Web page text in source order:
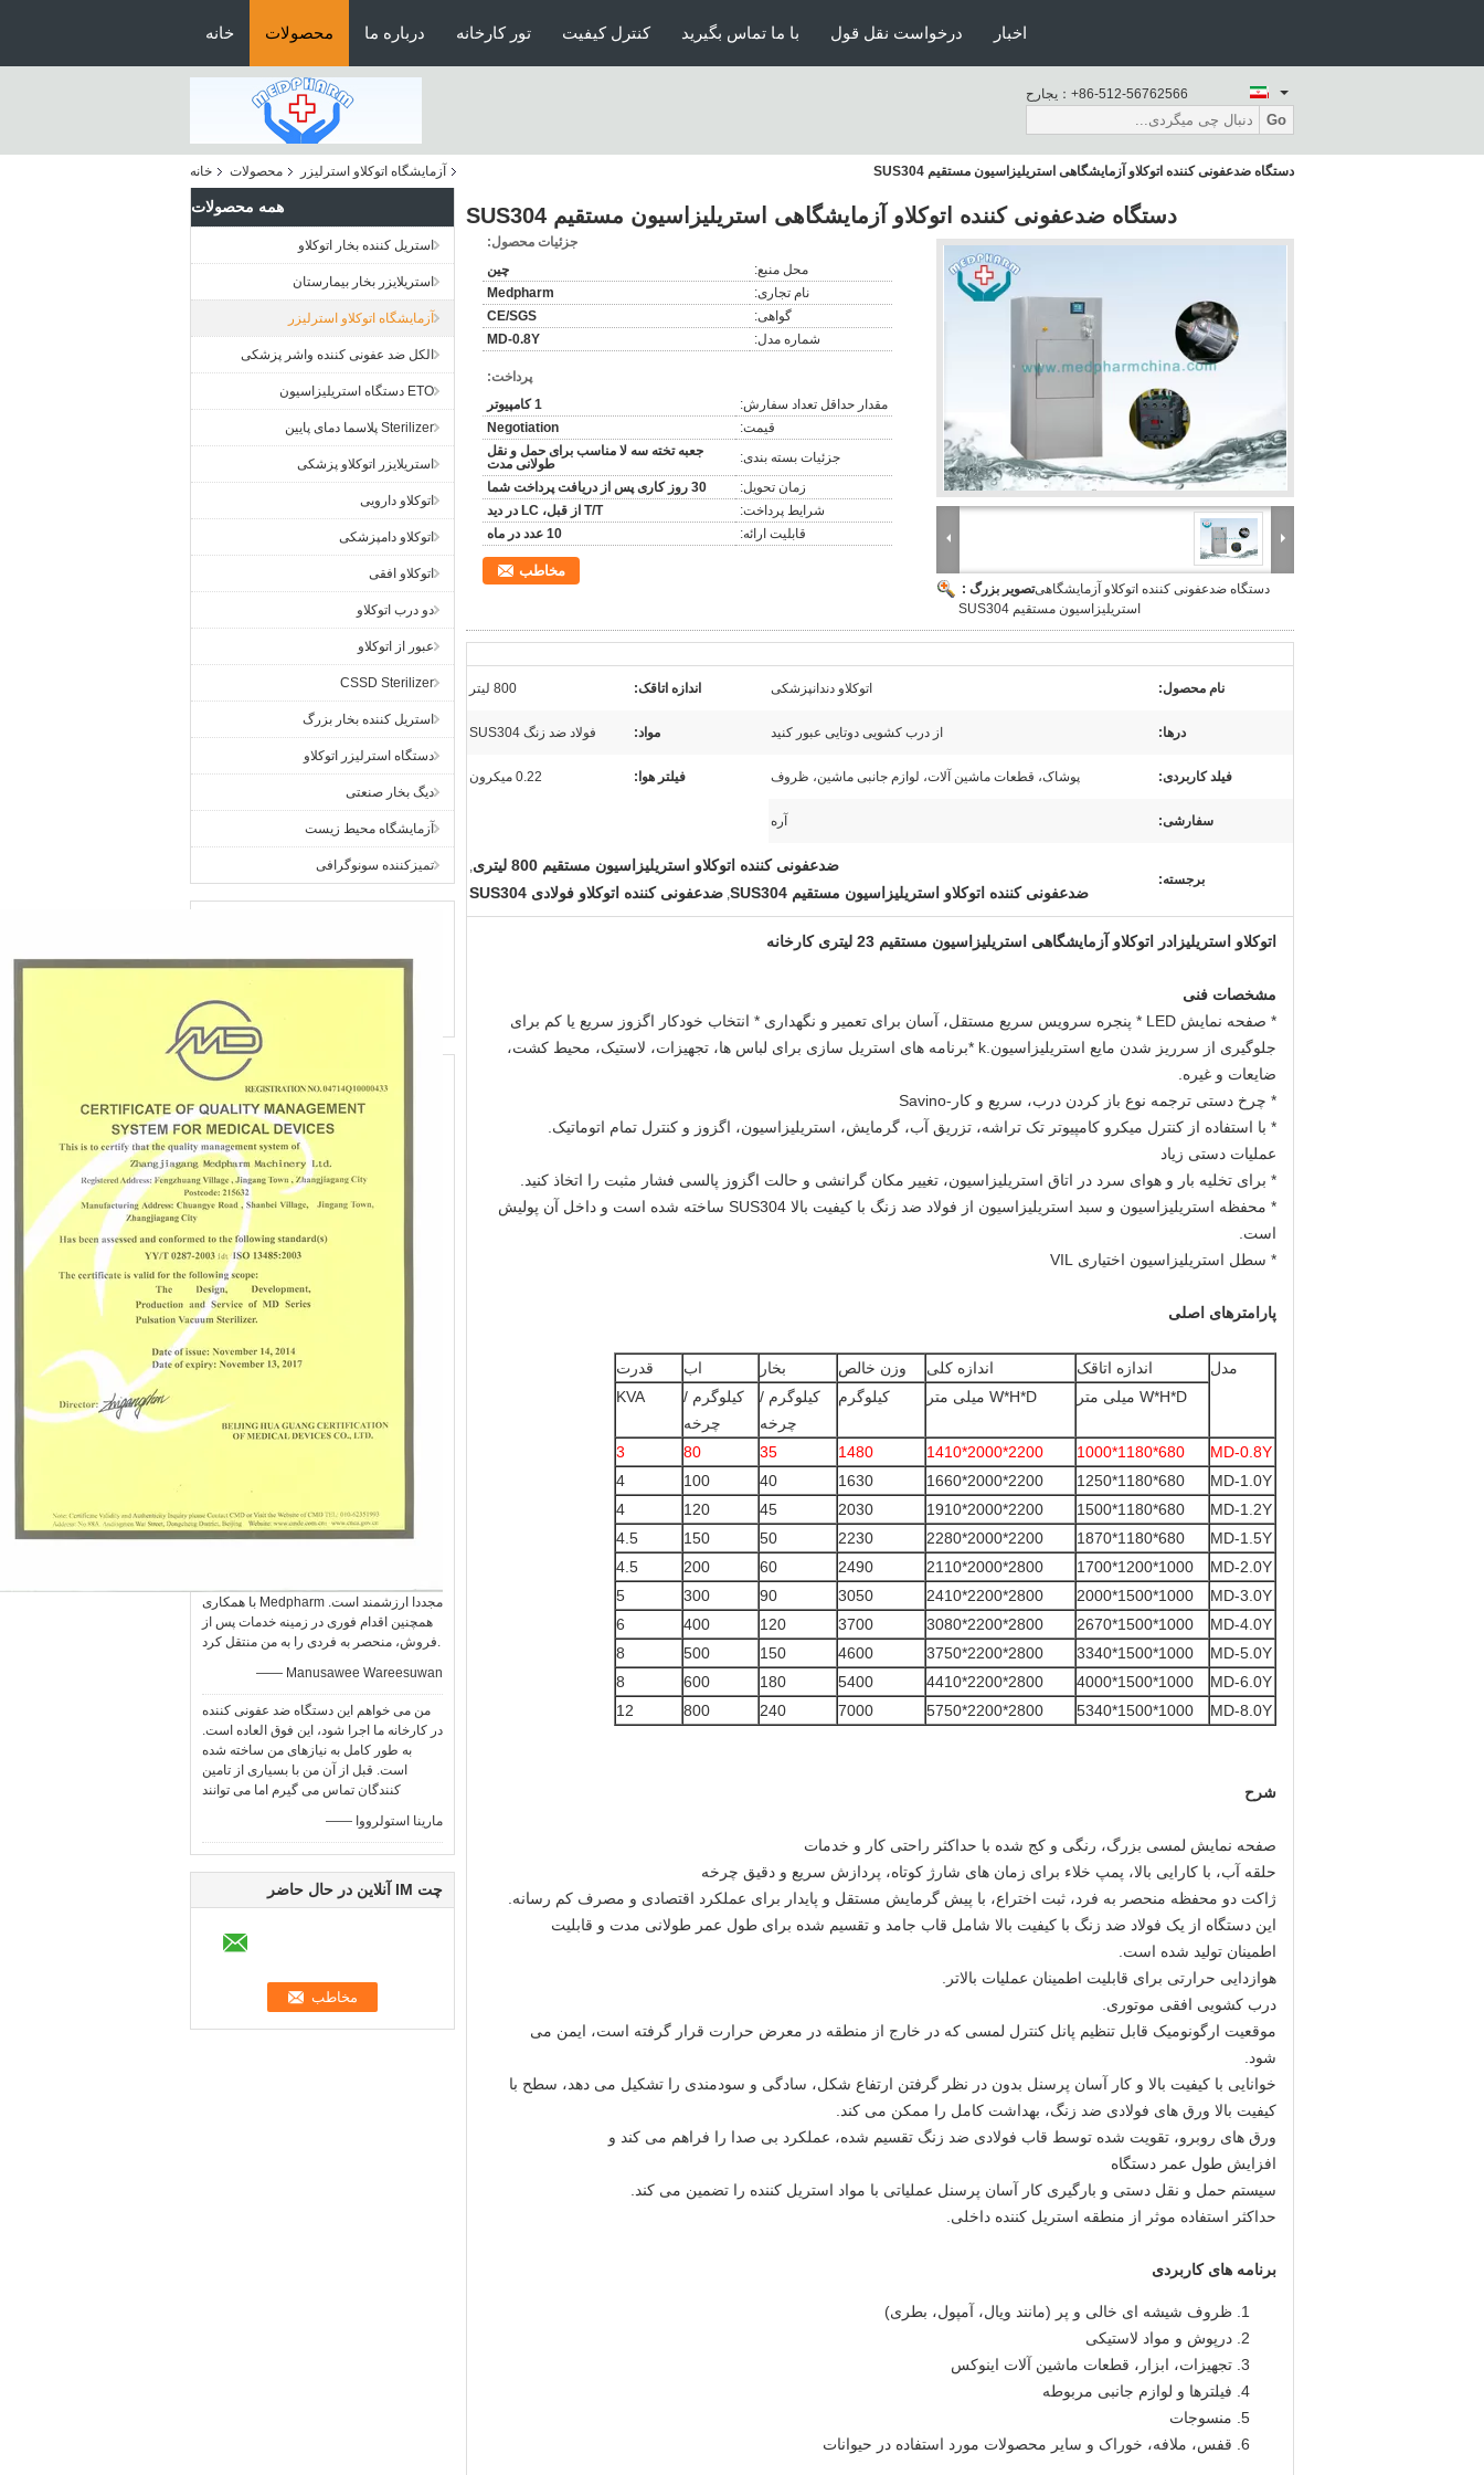
خانه محصولات درباره ما تور کارخانه کنترل کیفیت با ما تماس بگیرید درخواست نقل قول اخبار
حراجی： +86-512-56762566
Go
خانه محصولات آزمایشگاه اتوکلاو استرلیزر دستگاه ضدعفونی کننده اتوکلاو آزمایشگاهی استریلیزاسیون مستقیم SUS304
همه محصولات
استریل کننده بخار اتوکلاو
استریلایزر بخار بیمارستان
آزمایشگاه اتوکلاو استرلیزر
الکل ضد عفونی کننده واشر پزشکی
ETO دستگاه استریلیزاسیون
Sterilizer پلاسما دمای پایین
استریلایزر اتوکلاو پزشکی
اتوکلاو دارویی
اتوکلاو دامپزشکی
اتوکلاو افقی
دو درب اتوکلاو
عبور از اتوکلاو
CSSD Sterilizer
استریل کننده بخار بزرگ
دستگاه استرلیزر اتوکلاو
دیگ بخار صنعتی
آزمایشگاه محيط زيست
تمیزکننده سونوگرافی
با همکاری Medpharm مجددا ارزشمند است.
همچنین اقدام فوری در زمینه خدمات پس از
فروش، منحصر به فردی را به من منتقل کرد.
—— Manusawee Wareesuwan
من می خواهم این دستگاه ضد عفونی کننده
در کارخانه ما اجرا شود، این فوق العاده است.
به طور کامل به نیازهای من ساخته شده
است. قبل از آن من با بسیاری از تامین
کنندگان تماس می گیرم اما می توانند
—— مارینا استولرووا
چت IM آنلاین در حال حاضر
دستگاه ضدعفونی کننده اتوکلاو آزمایشگاهی استریلیزاسیون مستقیم SUS304
تصویر بزرگ :دستگاه ضدعفونی کننده اتوکلاو آزمایشگاهی
استریلیزاسیون مستقیم SUS304
جزئیات محصول:
محل منبع:
چین
نام تجاری:
Medpharm
گواهی:
CE/SGS
شماره مدل:
MD-0.8Y
پرداخت:
مقدار حداقل تعداد سفارش:
1 کامپیوتر
قیمت:
Negotiation
جزئیات بسته بندی:
جعبه تخته سه لا مناسب برای حمل و نقل
طولانی مدت
زمان تحویل:
30 روز کاری پس از دریافت پرداخت شما
شرایط پرداخت:
T/T از قبل، LC در دید
قابلیت ارائه:
10 عدد در ماه
مخاطب
نام محصول: اتوکلاو دندانپزشکی اندازه اتاقک: 800 لیتر
درها: از درب کشویی دوتایی عبور کنید مواد: فولاد ضد زنگ SUS304
فیلد کاربردی: پوشاک، قطعات ماشین آلات، لوازم جانبی ماشین، ظروف فیلتر هوا: 0.22 میکرون
سفارشی: آره
برجسته:
ضدعفونی کننده اتوکلاو استریلیزاسیون مستقیم 800 لیتری ,
ضدعفونی کننده اتوکلاو استریلیزاسیون مستقیم SUS304 , ضدعفونی کننده اتوکلاو فولادی SUS304
اتوکلاو استریلیزادر اتوکلاو آزمایشگاهی استریلیزاسیون مستقیم 23 لیتری کارخانه
مشخصات فنی
* صفحه نمایش LED * پنجره سرویس سریع مستقل، آسان برای تعمیر و نگهداری * انتخاب خودکار اگزوز سریع یا کم برای
جلوگیری از سرریز شدن مایع استریلیزاسیون.k *برنامه های استریل سازی برای لباس ها، تجهیزات، لاستیک، محیط کشت،
ضایعات و غیره.
* چرخ دستی ترجمه نوع باز کردن درب، سریع و کار-Savino
* با استفاده از کنترل میکرو کامپیوتر تک تراشه، تزریق آب، گرمایش، استریلیزاسیون، اگزوز و کنترل تمام اتوماتیک.
عملیات دستی زیاد
* برای تخلیه بار و هوای سرد در اتاق استریلیزاسیون، تغییر مکان گرانشی و حالت اگزوز پالسی فشار مثبت را اتخاذ کنید.
* محفظه استریلیزاسیون و سبد استریلیزاسیون از فولاد ضد زنگ با کیفیت بالا SUS304 ساخته شده است و داخل آن پولیش
است.
* سطل استریلیزاسیون اختیاری VIL
پارامترهای اصلی
مدل اندازه اتاقک اندازه کلی وزن خالص بخار اب
قدرت
W*H*D میلی متر
W*H*D میلی متر کیلوگرم
کیلوگرم /
چرخه
کیلوگرم /
چرخه
KVA
MD-0.8Y
680*1180*1000
2200*2000*1410
1480
35
80
3
MD-1.0Y
680*1180*1250
2200*2000*1660
1630
40
100
4
MD-1.2Y
680*1180*1500
2200*2000*1910
2030
45
120
4
MD-1.5Y
680*1180*1870
2200*2000*2280
2230
50
150
4.5
MD-2.0Y
1000*1200*1700
2800*2000*2110
2490
60
200
4.5
MD-3.0Y
1000*1500*2000
2800*2200*2410
3050
90
300
5
MD-4.0Y
1000*1500*2670
2800*2200*3080
3700
120
400
6
MD-5.0Y
1000*1500*3340
2800*2200*3750
4600
150
500
8
MD-6.0Y
1000*1500*4000
2800*2200*4410
5400
180
600
8
MD-8.0Y
1000*1500*5340
2800*2200*5750
7000
240
800
12
شرح
صفحه نمایش لمسی بزرگ، رنگی و کج شده با حداکثر راحتی کار و خدمات
حلقه آب، با کارایی بالا، پمپ خلاء برای زمان های شارژ کوتاه، پردازش سریع و دقیق چرخه
ژاکت دو محفظه منحصر به فرد، ثبت اختراع، با پیش گرمایش مستقل و پایدار برای عملکرد اقتصادی و مصرف کم رسانه.
این دستگاه از یک فولاد ضد زنگ با کیفیت بالا شامل قاب جامد و تقسیم شده برای طول عمر طولانی مدت و قابلیت
اطمینان تولید شده است.
هوازدایی حرارتی برای قابلیت اطمینان عملیات بالاتر.
درب کشویی افقی موتوری.
موقعیت ارگونومیک قابل تنظیم پانل کنترل لمسی که در خارج از منطقه در معرض حرارت قرار گرفته است، ایمن می
شود.
خوانایی با کیفیت بالا و کار آسان پرسنل بدون در نظر گرفتن ارتفاع شکل، سادگی و سودمندی را تشکیل می دهد، سطح با
کیفیت بالا ورق های فولادی ضد زنگ، بهداشت کامل را ممکن می کند.
ورق های روبرو، تقویت شده توسط قاب فولادی ضد زنگ تقسیم شده، عملکرد بی صدا را فراهم می کند و
افزایش طول عمر دستگاه
سیستم حمل و نقل دستی و بارگیری کار آسان پرسنل عملیاتی با مواد استریل کننده را تضمین می کند.
حداکثر استفاده موثر از منطقه استریل کننده داخلی.
برنامه های کاربردی
ظروف شیشه ای خالی و پر (مانند ویال، آمپول، بطری)
درپوش و مواد لاستیکی
تجهیزات، ابزار، قطعات ماشین آلات اینوکس
فیلترها و لوازم جانبی مربوطه
منسوجات
قفس، ملافه، خوراک و سایر محصولات مورد استفاده در حیوانات